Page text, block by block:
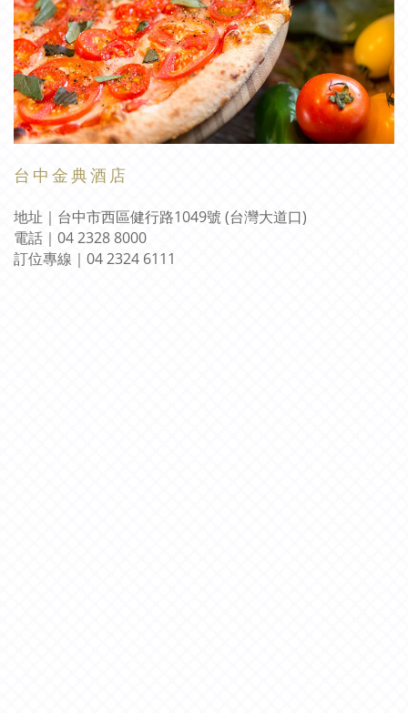
台 中 金典酒 店
地址｜台中市西區健行路1049號 (台灣大道口)
電話 ｜ 04 2328 8000
訂位專線 ｜ 04 2324 6111